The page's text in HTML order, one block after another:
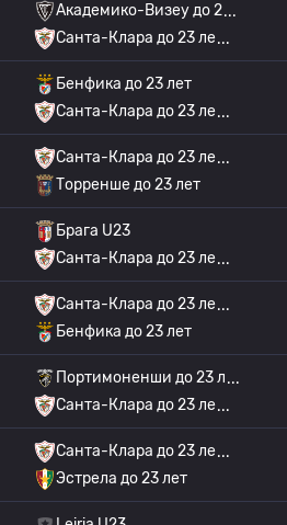
Академико-Визеу до 2
Санта-Клара до 23 ле
Бенфика до 23 лет
Санта-Клара до 23 ле
Санта-Клара до 23 ле
Торренше до 23 лет
Брага U23
Санта-Клара до 23 ле
Санта-Клара до 23 ле
Бенфика до 23 лет
Портимоненши до 23 л
Санта-Клара до 23 ле
Санта-Клара до 23 ле
Эстрела до 23 лет